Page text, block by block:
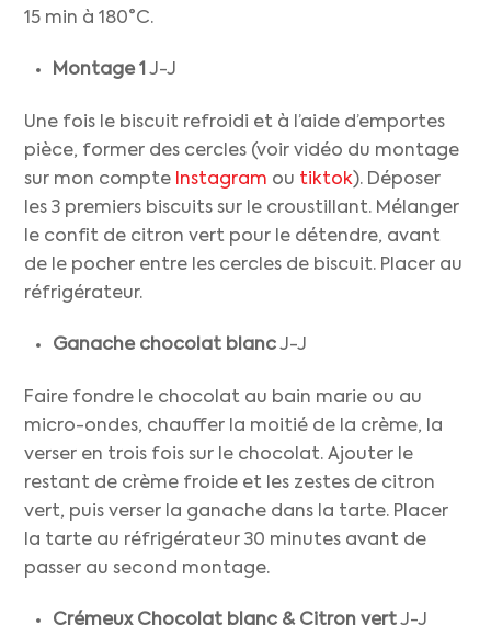
15 min à 180°C.
Montage 1 J-J
Une fois le biscuit refroidi et à l’aide d’emportes
pièce, former des cercles (voir vidéo du montage
sur mon compte Instagram ou tiktok). Déposer
les 3 premiers biscuits sur le croustillant. Mélanger
le confit de citron vert pour le détendre, avant
de le pocher entre les cercles de biscuit. Placer au
réfrigérateur.
Ganache chocolat blancJ-J
Faire fondre le chocolat au bain marie ou au
micro-ondes, chauffer la moitié de la crème, la
verser en trois fois sur le chocolat. Ajouter le
restant de crème froide et les zestes de citron
vert, puis verser la ganache dans la tarte. Placer
la tarte au réfrigérateur 30 minutes avant de
passer au second montage.
Crémeux Chocolat blanc & Citron vertJ-J